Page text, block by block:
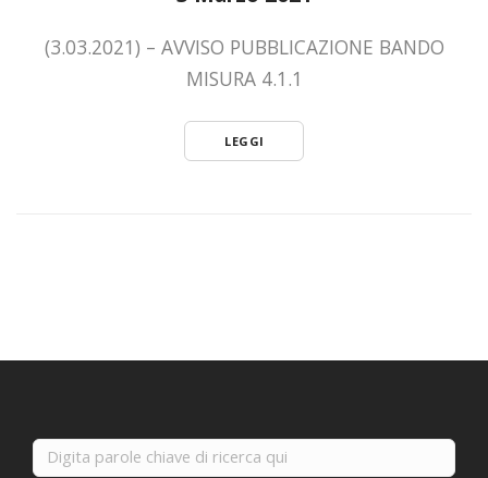
(3.03.2021) – AVVISO PUBBLICAZIONE BANDO
MISURA 4.1.1
LEGGI